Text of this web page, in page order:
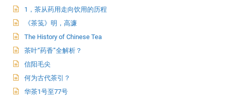
1，茶从药用走向饮用的历程
《茶笺》明，高濂
The History of Chinese Tea
茶叶“药香”全解析？
信阳毛尖
何为古代茶引？
华茶1号至77号